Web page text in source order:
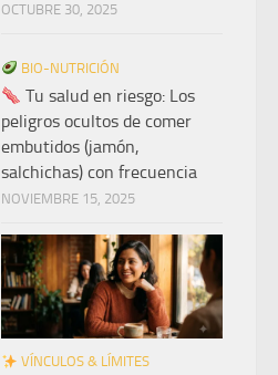
OCTUBRE 30, 2025
BIO-NUTRICIÓN
Tu salud en riesgo: Los
peligros ocultos de comer
embutidos (jamón,
salchichas) con frecuencia
NOVIEMBRE 15, 2025
VÍNCULOS & LÍMITES